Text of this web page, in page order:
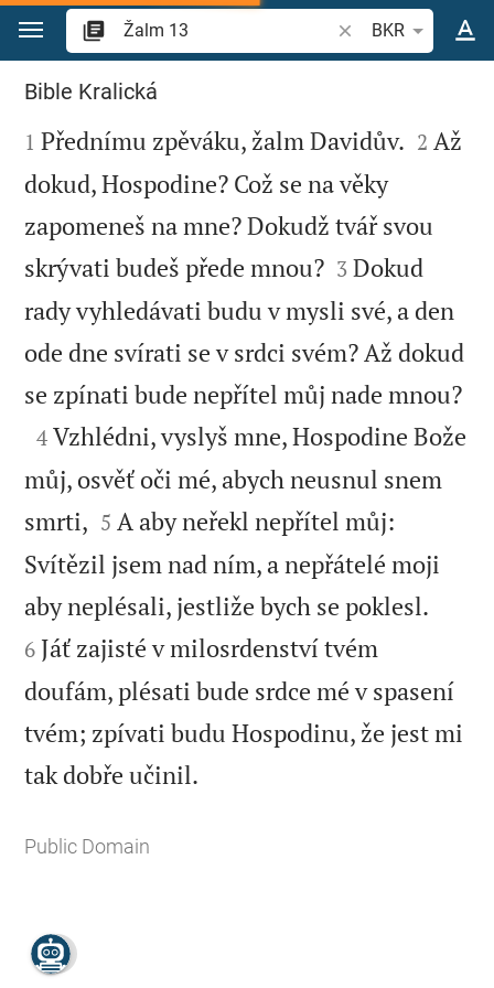
Přejít na obsah
Vyhledat biblický
BKR
Žalm 13
Bible Kralická

1 Přednímu zpěváku, žalm Davidův. 

2 Až
dokud, Hospodine? Což se na věky
zapomeneš na mne? Dokudž tvář svou
skrývati budeš přede mnou?
3 Dokud
rady vyhledávati budu v mysli své, a den
ode dne svírati se v srdci svém? Až dokud
se zpínati bude nepřítel můj nade mnou?

4 Vzhlédni, vyslyš mne, Hospodine Bože
můj, osvěť oči mé, abych neusnul snem
smrti, 

5 A aby neřekl nepřítel můj:
Svítězil jsem nad ním, a nepřátelé moji
aby neplésali, jestliže bych se poklesl.
6 Jáť zajisté v milosrdenství tvém
doufám, plésati bude srdce mé v spasení
tvém; zpívati budu Hospodinu, že jest mi
tak dobře učinil.
Public Domain